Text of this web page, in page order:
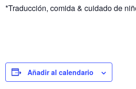
*Traducción, comida & cuidado de
Añadir al calendario